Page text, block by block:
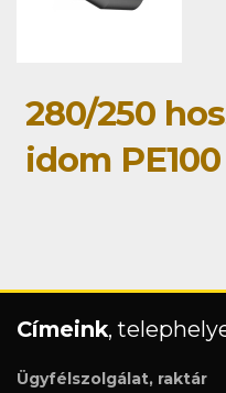
280/250
idom PE100
Címeink,
Ügyfélszolgálat, raktár